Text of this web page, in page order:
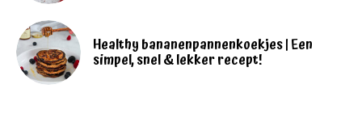
Healthy bananenpannenkoekjes | Een
simpel, snel & lekker recept!